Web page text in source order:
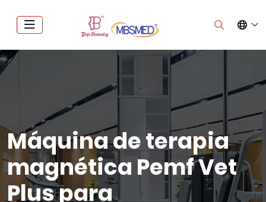
Máquina de terapia
magnética Pemf Vet
Plus para